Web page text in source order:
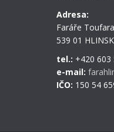
Adresa:
Faráře
539 01
tel.: +420 603
e-mail:
IČO: 150 54